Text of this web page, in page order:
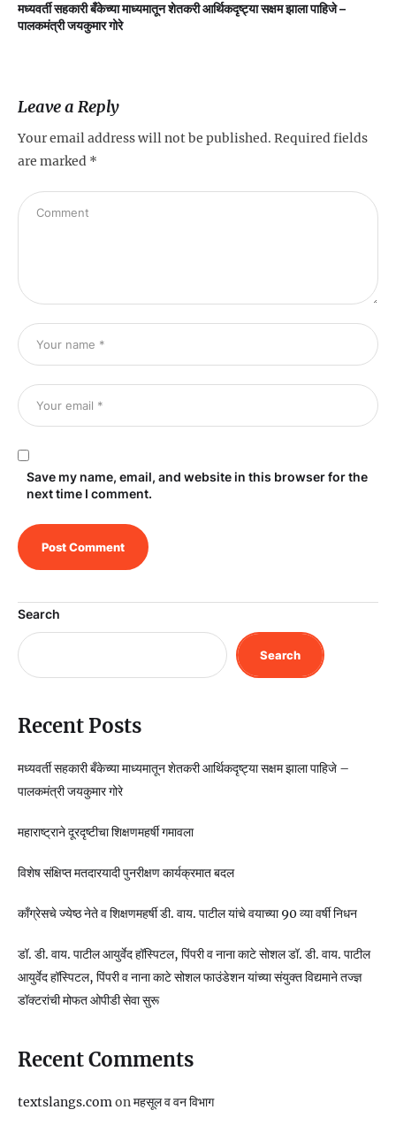
मध्यवर्ती सहकारी बँकेच्या माध्यमातून शेतकरी आर्थिकदृष्ट्या सक्षम झाला पाहिजे –
पालकमंत्री जयकुमार गोरे
Leave a Reply
Your email address will not be published. Required fields
are marked *
Save my name, email, and website in this browser for the
next time I comment.
Search
Search
Recent Posts
मध्यवर्ती सहकारी बँकेच्या माध्यमातून शेतकरी आर्थिकदृष्ट्या सक्षम झाला पाहिजे –
पालकमंत्री जयकुमार गोरे
महाराष्ट्राने दूरदृष्टीचा शिक्षणमहर्षी गमावला
विशेष संक्षिप्त मतदारयादी पुनरीक्षण कार्यक्रमात बदल
काँग्रेसचे ज्येष्ठ नेते व शिक्षणमहर्षी डी. वाय. पाटील यांचे वयाच्या 90 व्या वर्षी निधन
डॉ. डी. वाय. पाटील आयुर्वेद हॉस्पिटल, पिंपरी व नाना काटे सोशल डॉ. डी. वाय. पाटील
आयुर्वेद हॉस्पिटल, पिंपरी व नाना काटे सोशल फाउंडेशन यांच्या संयुक्त विद्यमाने तज्ज्ञ
डॉक्टरांची मोफत ओपीडी सेवा सुरू
Recent Comments
textslangs.comonमहसूल व वन विभाग